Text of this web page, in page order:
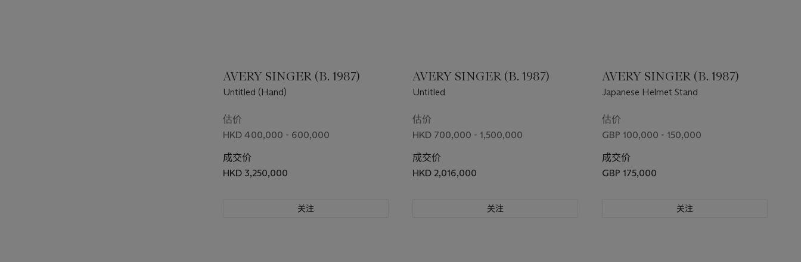
AVERY SINGER (B. 1987)
Untitled (Hand)
估价
HKD 400,000 - 600,000
成交价
HKD 3,250,000
关注
AVERY SINGER (B. 1987)
Untitled
估价
HKD 700,000 - 1,500,000
成交价
HKD 2,016,000
关注
AVERY SINGER (B. 1987)
Japanese Helmet Stand
估价
GBP 100,000 - 150,000
成交价
GBP 175,000
关注